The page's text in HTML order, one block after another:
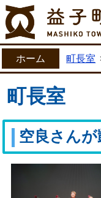
ホーム 町長室
町長室
空良さん